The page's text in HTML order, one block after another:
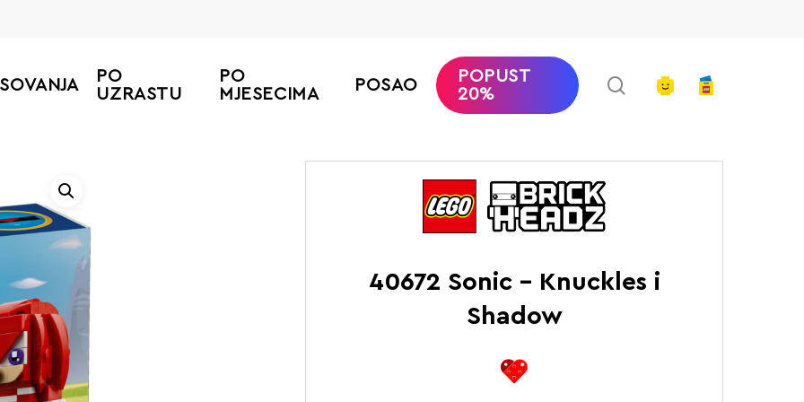
PO
UZRASTU
PO
MJESECIMA
POSAO
POPUST
20%
searchaccount
40672 Sonic – Knuckles i
Shadow